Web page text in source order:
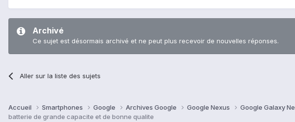
Archivé
Ce sujet est désormais archivé et ne peut plus recevoir de nouvelles réponses.
Aller sur la liste des sujets
Accueil Smartphones Google Archives Google Google Nexus Google Galaxy
batterie de grande capacite et de bonne qualite